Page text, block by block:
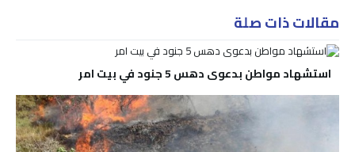
مقالات ذات صلة
استشهاد مواطن بدعوى دهس 5 جنود في بيت امر